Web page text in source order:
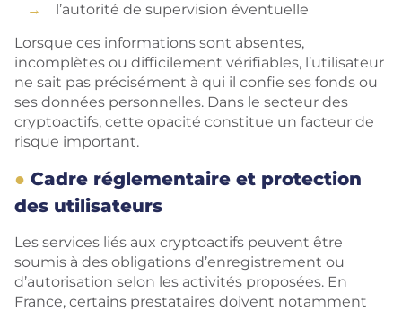
l’autorité de supervision éventuelle
Lorsque ces informations sont absentes,
incomplètes ou difficilement vérifiables, l’utilisateur
ne sait pas précisément à qui il confie ses fonds ou
ses données personnelles. Dans le secteur des
cryptoactifs, cette opacité constitue un facteur de
risque important.
Cadre réglementaire et protection
des utilisateurs
Les services liés aux cryptoactifs peuvent être
soumis à des obligations d’enregistrement ou
d’autorisation selon les activités proposées. En
France, certains prestataires doivent notamment